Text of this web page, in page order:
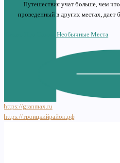
Путешествия учат больше, чем
проведенный в других местах, дает
Читать Про Самые Необычные Места
https://granmax.ru
https://троицкийрайон.рф